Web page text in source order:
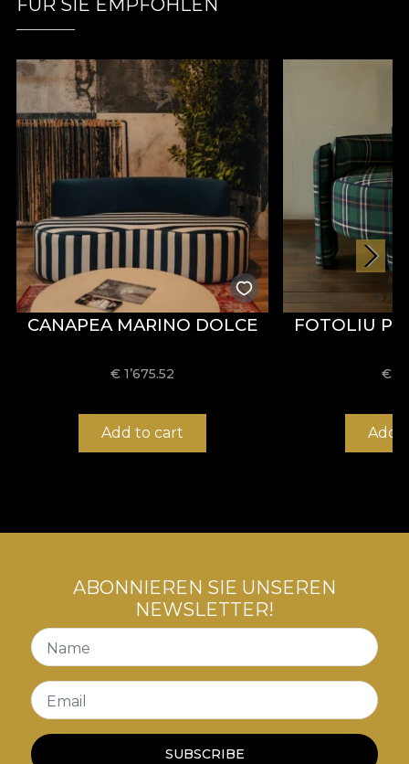
FÜR SIE EMPFOHLEN
CANAPEA MARINO DOLCE
€ 1’675.52
Add to cart
FOTOLIU
€
Add
ABONNIEREN SIE UNSEREN
NEWSLETTER!
Name
Email
SUBSCRIBE